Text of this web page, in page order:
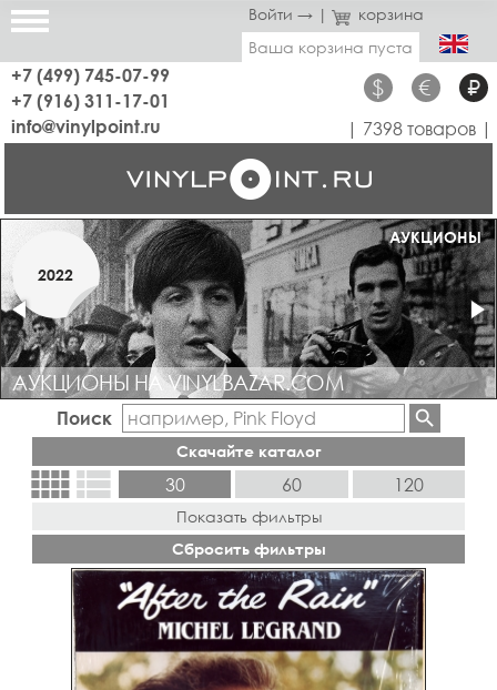
Войти → |
корзина
Ваша корзина пуста
+7 (499) 745-07-99
+7 (916) 311-17-01
$ € ₽
info@vinylpoint.ru | 7398 товаров |
МАГАЗИН ОТКРЫТ
МАРТ
2019
АУКЦИОНЫ
2022
АУКЦИОНЫ НА VINYLBAZAR.COM
Поиск
Скачайте каталог
view_comfyview_list 30 60 120
Показать фильтры
Сбросить фильтры